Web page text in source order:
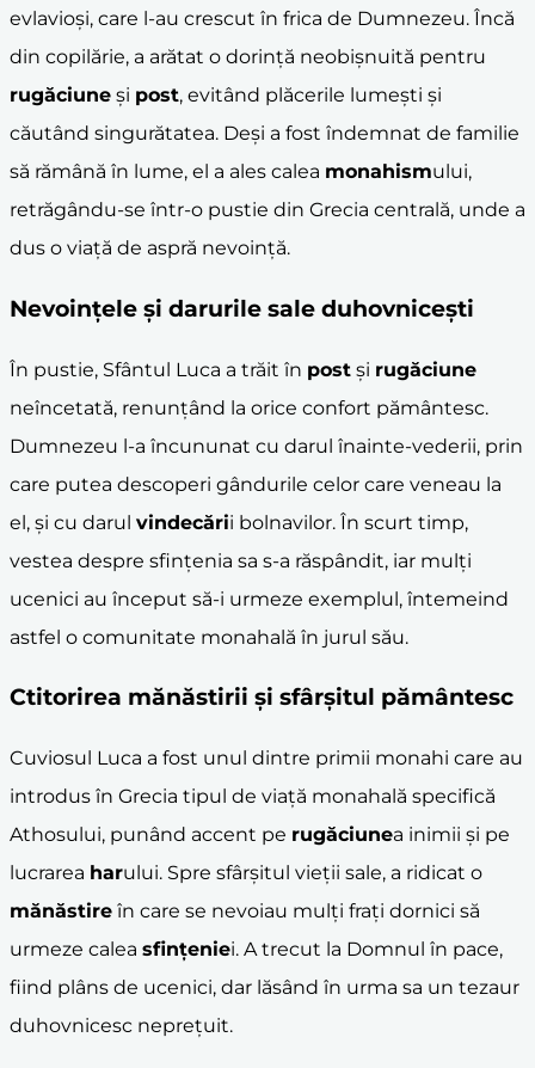
evlavioși, care l-au crescut în frica de Dumnezeu. Încă
din copilărie, a arătat o dorință neobișnuită pentru
rugăciune și post, evitând plăcerile lumești și
căutând singurătatea. Deși a fost îndemnat de familie
să rămână în lume, el a ales calea monahismului,
retrăgându-se într-o pustie din Grecia centrală, unde a
dus o viață de aspră nevoință.
Nevoințele și darurile sale duhovnicești
În pustie, Sfântul Luca a trăit în post și rugăciune
neîncetată, renunțând la orice confort pământesc.
Dumnezeu l-a încununat cu darul înainte-vederii, prin
care putea descoperi gândurile celor care veneau la
el, și cu darul vindecării bolnavilor. În scurt timp,
vestea despre sfințenia sa s-a răspândit, iar mulți
ucenici au început să-i urmeze exemplul, întemeind
astfel o comunitate monahală în jurul său.
Ctitorirea mănăstirii și sfârșitul pământesc
Cuviosul Luca a fost unul dintre primii monahi care au
introdus în Grecia tipul de viață monahală specifică
Athosului, punând accent pe rugăciunea inimii și pe
lucrarea harului. Spre sfârșitul vieții sale, a ridicat o
mănăstire în care se nevoiau mulți frați dornici să
urmeze calea sfințeniei. A trecut la Domnul în pace,
fiind plâns de ucenici, dar lăsând în urma sa un tezaur
duhovnicesc neprețuit.